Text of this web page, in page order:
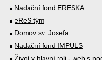
Nadační fond ERESKA
eReS tým
Domov sv. Josefa
Nadační fond IMPULS
Život v hlavní roli - web s